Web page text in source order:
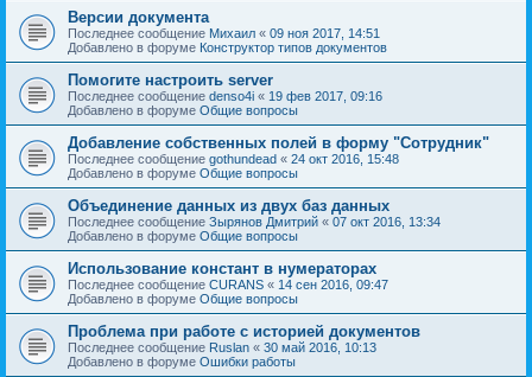
Версии документа
Последнее сообщение Михаил « 09 ноя 2017, 14:51
Добавлено в форуме Конструктор типов документов
Помогите настроить server
Последнее сообщение denso4i « 19 фев 2017, 09:16
Добавлено в форуме Общие вопросы
Добавление собственных полей в форму "Сотрудник"
Последнее сообщение gothundead « 24 окт 2016, 15:48
Добавлено в форуме Общие вопросы
Объединение данных из двух баз данных
Последнее сообщение Зырянов Дмитрий « 07 окт 2016, 13:34
Добавлено в форуме Общие вопросы
Использование констант в нумераторах
Последнее сообщение CURANS « 14 сен 2016, 09:47
Добавлено в форуме Общие вопросы
Проблема при работе с историей документов
Последнее сообщение Ruslan « 30 май 2016, 10:13
Добавлено в форуме Ошибки работы